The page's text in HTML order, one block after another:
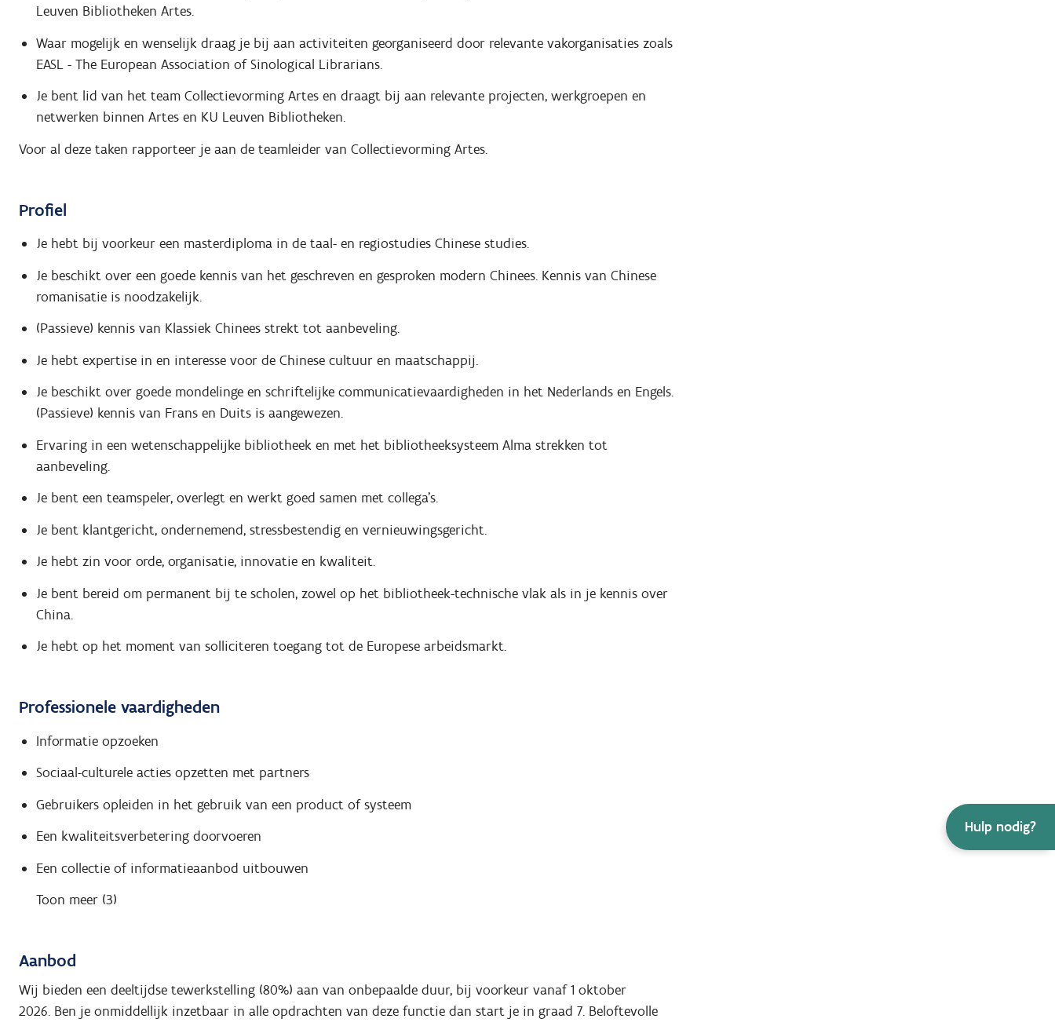
Hulp nodig?
Leuven Bibliotheken Artes.
Waar mogelijk en wenselijk draag je bij aan activiteiten georganiseerd door relevante vakorganisaties zoals
EASL - The European Association of Sinological Librarians.
Je bent lid van het team Collectievorming Artes en draagt bij aan relevante projecten, werkgroepen en
netwerken binnen Artes en KU Leuven Bibliotheken.
Voor al deze taken rapporteer je aan de teamleider van Collectievorming Artes.
Profiel
Je hebt bij voorkeur een masterdiploma in de taal- en regiostudies Chinese studies.
Je beschikt over een goede kennis van het geschreven en gesproken modern Chinees. Kennis van Chinese
romanisatie is noodzakelijk.
(Passieve) kennis van Klassiek Chinees strekt tot aanbeveling.
Je hebt expertise in en interesse voor de Chinese cultuur en maatschappij.
Je beschikt over goede mondelinge en schriftelijke communicatievaardigheden in het Nederlands en Engels.
(Passieve) kennis van Frans en Duits is aangewezen.
Ervaring in een wetenschappelijke bibliotheek en met het bibliotheeksysteem Alma strekken tot
aanbeveling.
Je bent een teamspeler, overlegt en werkt goed samen met collega's.
Je bent klantgericht, ondernemend, stressbestendig en vernieuwingsgericht.
Je hebt zin voor orde, organisatie, innovatie en kwaliteit.
Je bent bereid om permanent bij te scholen, zowel op het bibliotheek-technische vlak als in je kennis over
China.
Je hebt op het moment van solliciteren toegang tot de Europese arbeidsmarkt.
Professionele vaardigheden
Informatie opzoeken
Sociaal-culturele acties opzetten met partners
Gebruikers opleiden in het gebruik van een product of systeem
Een kwaliteitsverbetering doorvoeren
Een collectie of informatieaanbod uitbouwen
Toon meer (3)
Aanbod
Wij bieden een deeltijdse tewerkstelling (80%) aan van onbepaalde duur, bij voorkeur vanaf 1 oktober
2026. Ben je onmiddellijk inzetbaar in alle opdrachten van deze functie dan start je in graad 7. Beloftevolle